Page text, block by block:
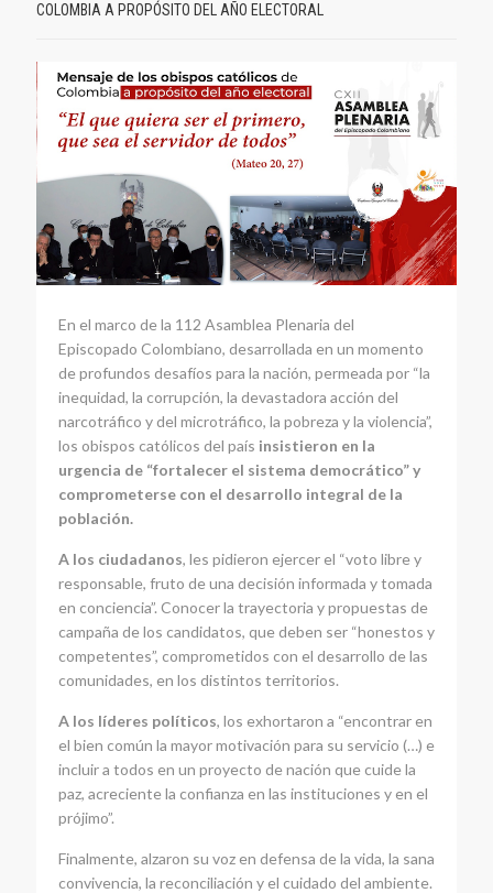
COLOMBIA A PROPÓSITO DEL AÑO ELECTORAL
En el marco de la 112 Asamblea Plenaria del
Episcopado Colombiano, desarrollada en un momento
de profundos desafíos para la nación, permeada por “la
inequidad, la corrupción, la devastadora acción del
narcotráfico y del microtráfico, la pobreza y la violencia”,
los obispos católicos del país insistieron en la
urgencia de “fortalecer el sistema democrático” y
comprometerse con el desarrollo integral de la
población.
A los ciudadanos, les pidieron ejercer el “voto libre y
responsable, fruto de una decisión informada y tomada
en conciencia”. Conocer la trayectoria y propuestas de
campaña de los candidatos, que deben ser “honestos y
competentes”, comprometidos con el desarrollo de las
comunidades, en los distintos territorios.
A los líderes políticos, los exhortaron a “encontrar en
el bien común la mayor motivación para su servicio (…) e
incluir a todos en un proyecto de nación que cuide la
paz, acreciente la confianza en las instituciones y en el
prójimo”.
Finalmente, alzaron su voz en defensa de la vida, la sana
convivencia, la reconciliación y el cuidado del ambiente.